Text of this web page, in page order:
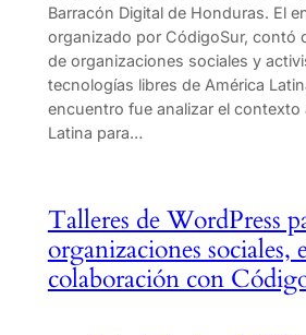
Barracón Digital de Honduras. El
organizado por CódigoSur, contó
de organizaciones sociales y
tecnologías libres de América
encuentro fue analizar el contexto
Latina para…
Talleres de WordPress
organizaciones sociales,
colaboración con